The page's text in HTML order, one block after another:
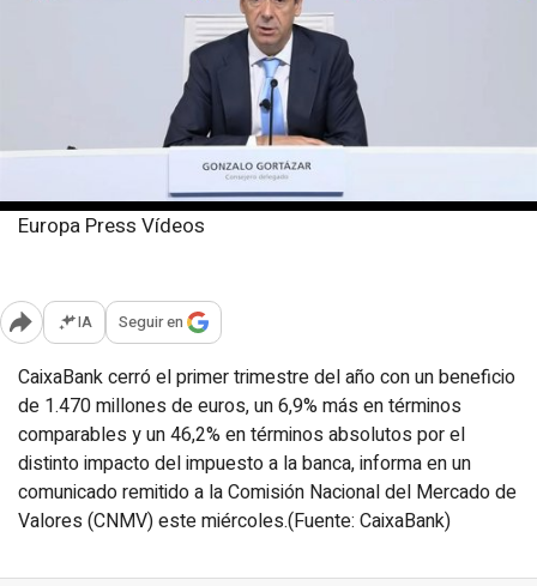
Europa Press Vídeos
Abrir opciones para compartir
IA Seguir en
CaixaBank cerró el primer trimestre del año con un beneficio
de 1.470 millones de euros, un 6,9% más en términos
comparables y un 46,2% en términos absolutos por el
distinto impacto del impuesto a la banca, informa en un
comunicado remitido a la Comisión Nacional del Mercado de
Valores (CNMV) este miércoles.(Fuente: CaixaBank)